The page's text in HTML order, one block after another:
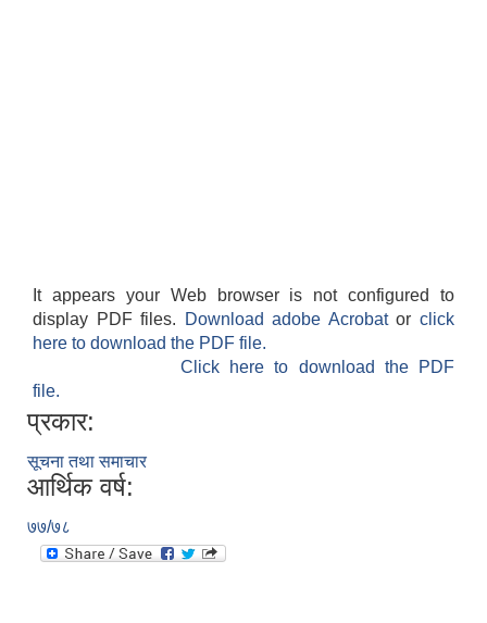
It appears your Web browser is not configured to
display PDF files.
Download adobe Acrobatorclick
here to download the PDF file.
Click here to download the PDF
file.
प्रकार:
सूचना तथा समाचार
आर्थिक वर्ष:
७७/७८